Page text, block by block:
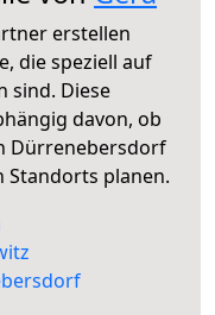
erstellen
die speziell auf
sind. Diese
davon, ob
Dürrenebersdorf
Standorts planen.